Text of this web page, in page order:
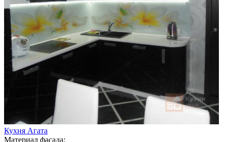
Кухня Агата
Материал фасада: